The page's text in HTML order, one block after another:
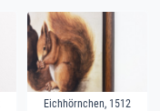
Eichhörnchen, 1512